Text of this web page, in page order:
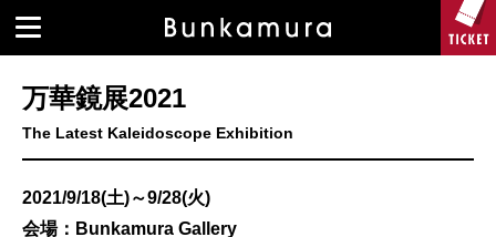
万華鏡展2021
The Latest Kaleidoscope Exhibition
2021/9/18(土)～9/28(火)
会場：Bunkamura Gallery